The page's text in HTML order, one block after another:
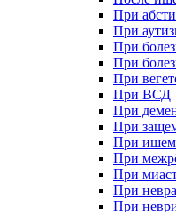
При
При
При
При
При
При ВСД
При
При
При
При
При
При
При